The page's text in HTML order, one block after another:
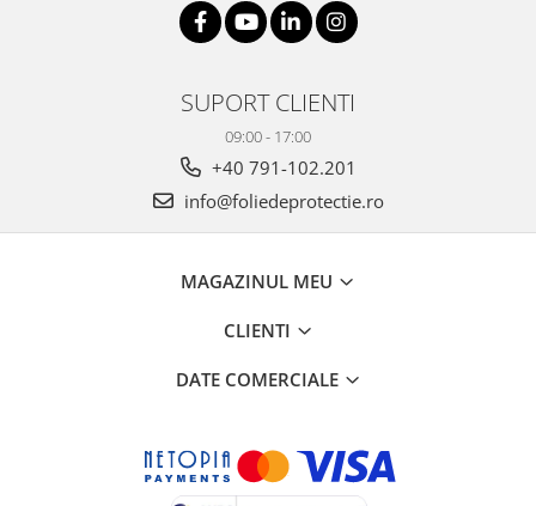
SUPORT CLIENTI
09:00 - 17:00
+40 791-102.201
info@foliedeprotectie.ro
MAGAZINUL MEU
CLIENTI
DATE COMERCIALE